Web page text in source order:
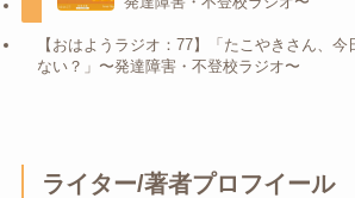
【おはようラジオ：77】「たこやきさん、今
ない？」〜発達障害・不登校ラジオ〜
ライター/著者プロフイール